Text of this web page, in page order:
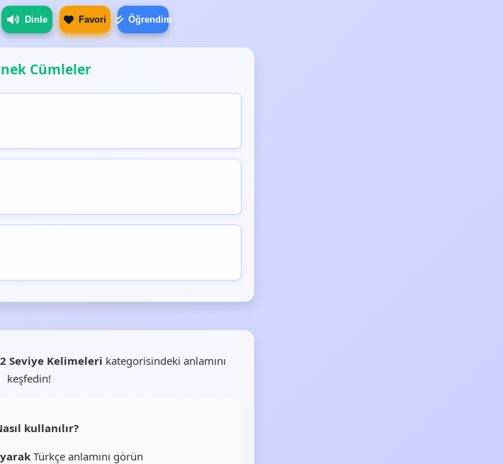
Dinle Favori Öğrendim
Cümleler
Seviye Kelimeleri kategorisindeki anlamını
keşfedin!
kullanılır?
Türkçe anlamını görün